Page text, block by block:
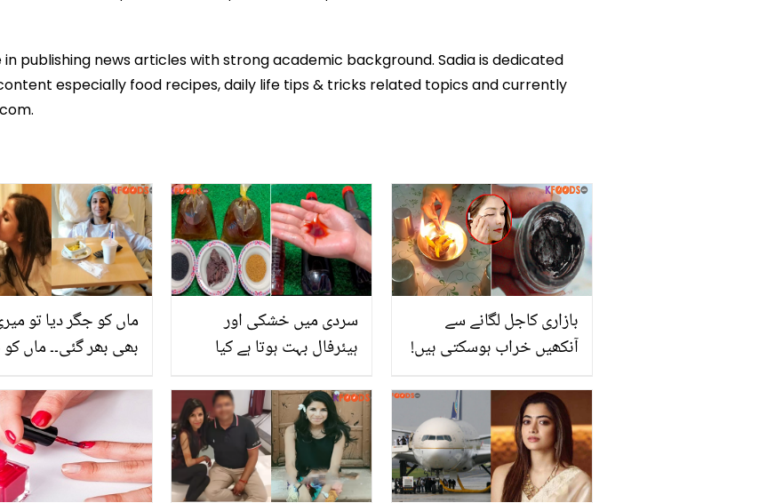
publishing news articles with strong academic background. Sadia is dedicated
especially food recipes, daily life tips & tricks related topics and currently
ماں کو جگر دیا تو
بھی بھر گئی۔۔ ماں
بیٹی پر قدرت بھی
ہوگئی! دل چھو لینے
کہانی
سردی میں خشکی اور
ہیئرفال بہت ہوتا ہے کیا
بنانے کا وہ زبردست طریقہ،
جس سے آپ کے بال پہلے
سے زیادہ اچھے ہوجائیں
بازاری کاجل لگانے سے
آنکھیں خراب ہوسکتی ہیں!
کاجل بنانے کا طریقہ جانیں
یہ بڑھائے آپ کی آنکھوں کا
حُسن اور بنائے ان کو
خوبصورت